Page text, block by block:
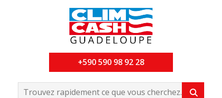
+590 590 98 92 28